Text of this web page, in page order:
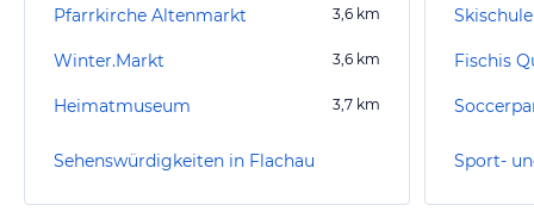
Pfarrkirche Altenmarkt 3,6 km
Winter.Markt 3,6 km
Heimatmuseum 3,7 km
Sehenswürdigkeiten in Flachau
Fischis
Sport-